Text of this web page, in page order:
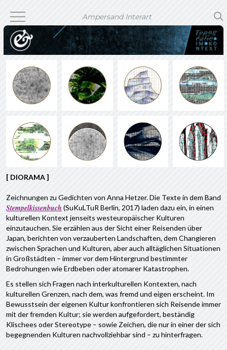
[ DIORAMA ]
Zeichnungen zu Gedichten von Anna Hetzer. Die Texte in dem Band
Stempelkissenbuch (SuKuLTuR Berlin, 2017) laden dazu ein, in einen
kulturellen Kontext jenseits westeuropäischer Kulturen
einzutauchen. Sie erzählen aus der Sicht einer Reisenden über
Japan, berichten von verzauberten Landschaften, dem Changieren
zwischen Sprachen und Kulturen, aber auch alltäglichen Situationen
in Großstädten – immer vor dem Hintergrund bestimmter
Bedrohungen wie Erdbeben oder atomarer Katastrophen.
Es stellen sich Fragen nach interkulturellen Kontexten, nach
kulturellen Grenzen, nach dem, was fremd und eigen erscheint. Im
Bewusstsein der eigenen Kultur konfrontieren sich Reisende immer
mit der fremden Kultur; sie werden aufgefordert, beständig
Klischees oder Stereotype – sowie Zeichen, die nur in einer der sich
begegnenden Kulturen nachvollziehbar sind – zu hinterfragen.
Ampersand Interart